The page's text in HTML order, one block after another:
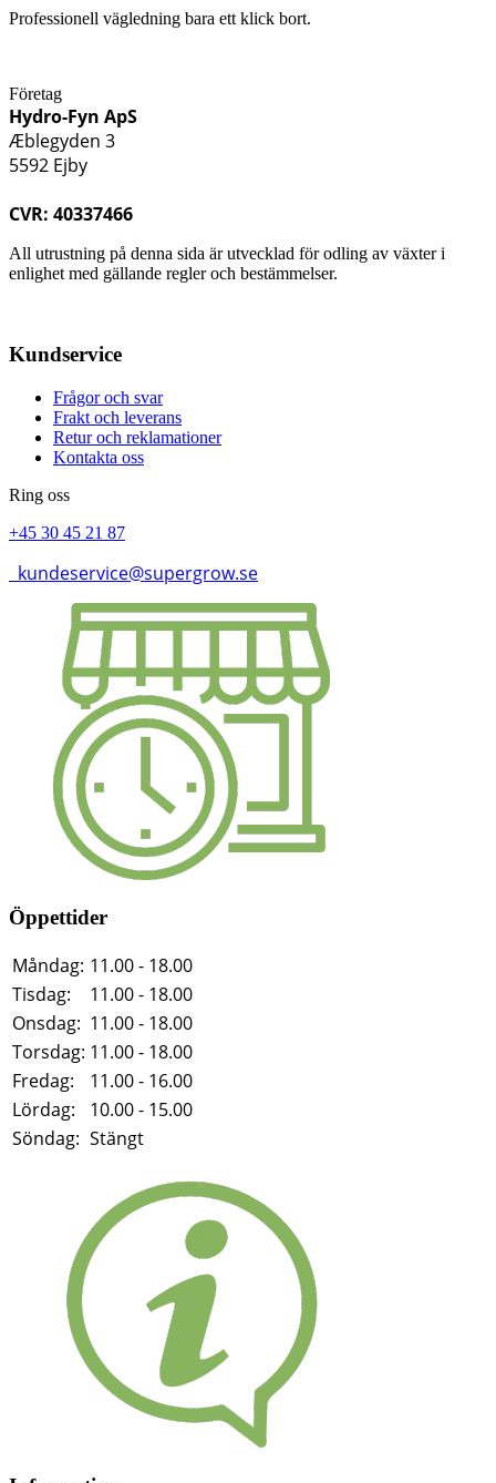
Professionell vägledning bara ett klick bort.
Företag
Hydro-Fyn ApS
Æblegyden 3
5592 Ejby
CVR: 40337466
All utrustning på denna sida är utvecklad för odling av växter i
enlighet med gällande regler och bestämmelser.
Kundservice
Frågor och svar
Frakt och leverans
Retur och reklamationer
Kontakta oss
Ring oss
+45 30 45 21 87
kundeservice@supergrow.se
Öppettider
Måndag: 11.00 - 18.00
Tisdag:
11.00 - 18.00
Onsdag: 11.00 - 18.00
Torsdag: 11.00 - 18.00
Fredag:
11.00 - 16.00
Lördag:
10.00 - 15.00
Söndag: Stängt